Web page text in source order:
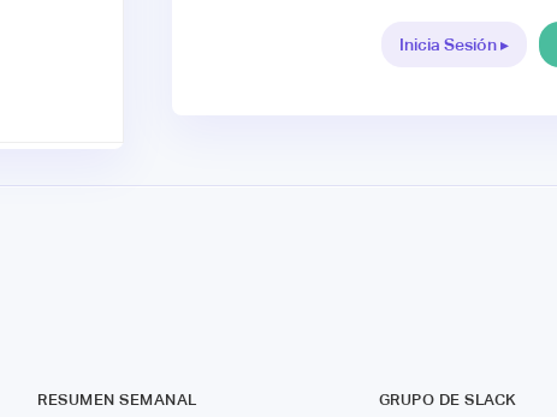
Inicia Sesión ▸
RESUMEN SEMANAL GRUPO DE SLACK